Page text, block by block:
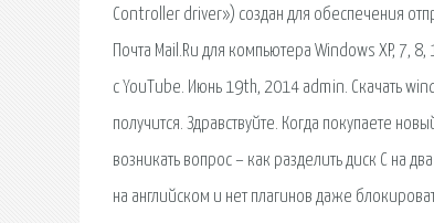
Controller driver») создан для обеспечения
Почта Mail.Ru для компьютера Windows XP, 7,
с YouTube. Июнь 19th, 2014 admin. Скачать
получится. Здравствуйте. Когда покупаете
возникать вопрос – как разделить диск C на
на английском и нет плагинов даже